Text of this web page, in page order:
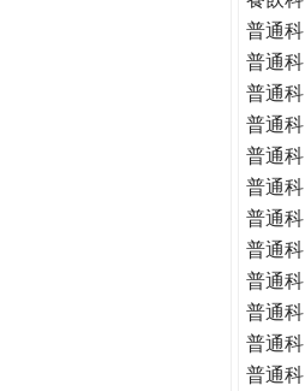
普通科
普通科
普通科
普通科
普通科
普通科
普通科
普通科
普通科
普通科
普通科
普通科